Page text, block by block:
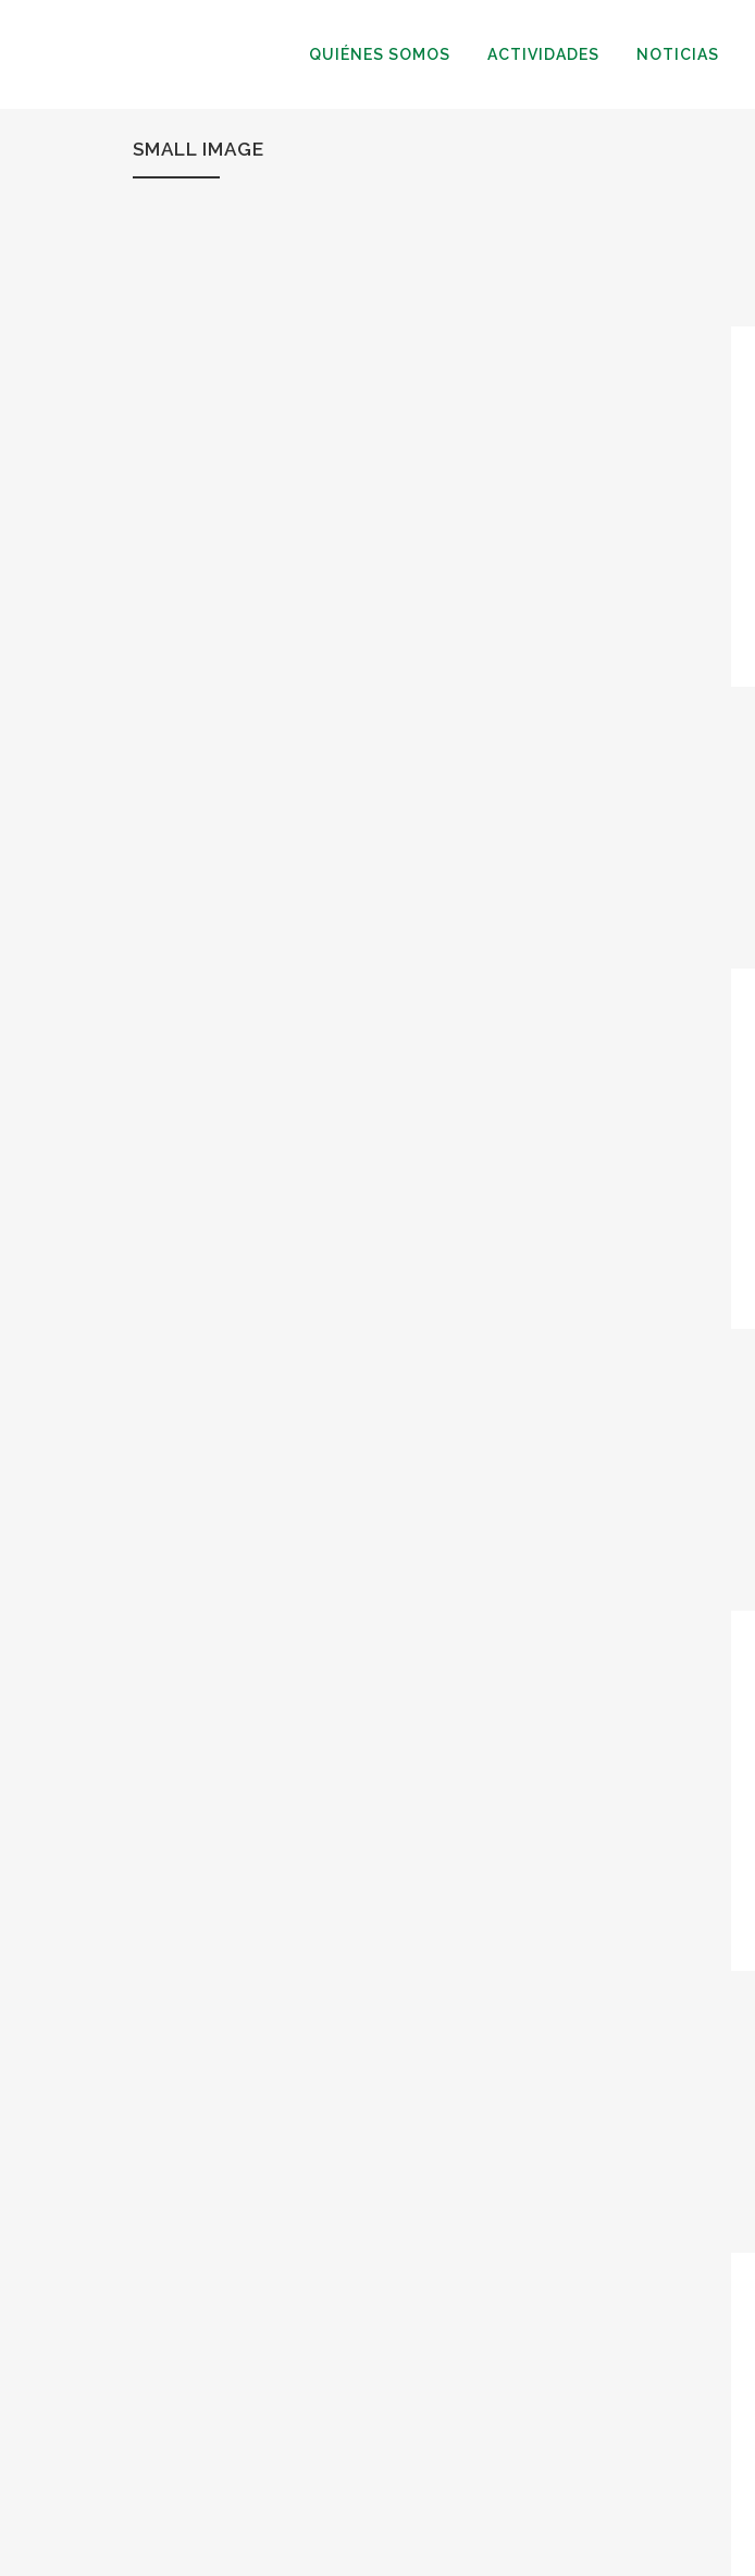
QUIÉNES SOMOS ACTIVIDADES NOTICIAS
SMALL IMAGE